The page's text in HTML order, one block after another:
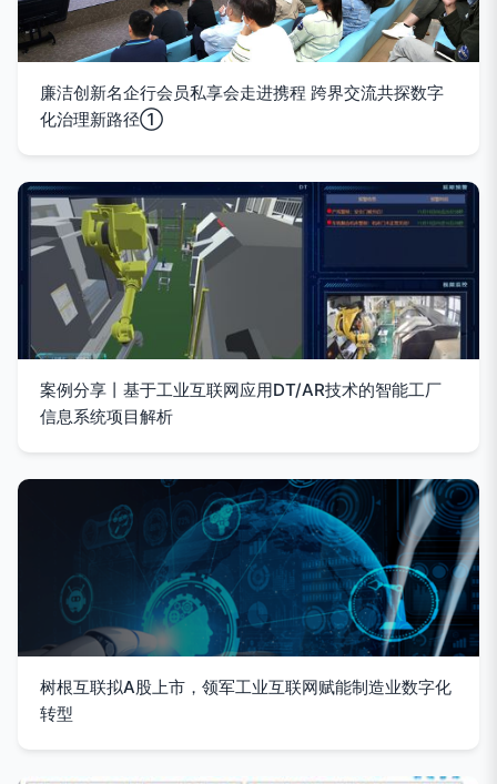
廉洁创新名企行会员私享会走进携程 跨界交流共探数字
化治理新路径①
案例分享丨基于工业互联网应用DT/AR技术的智能工厂
信息系统项目解析
树根互联拟A股上市，领军工业互联网赋能制造业数字化
转型